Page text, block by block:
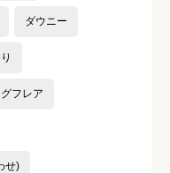
ダウニー
フレア
せ)